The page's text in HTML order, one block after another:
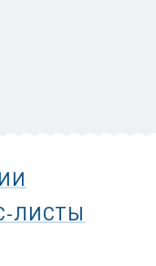
ЛИСТЫ